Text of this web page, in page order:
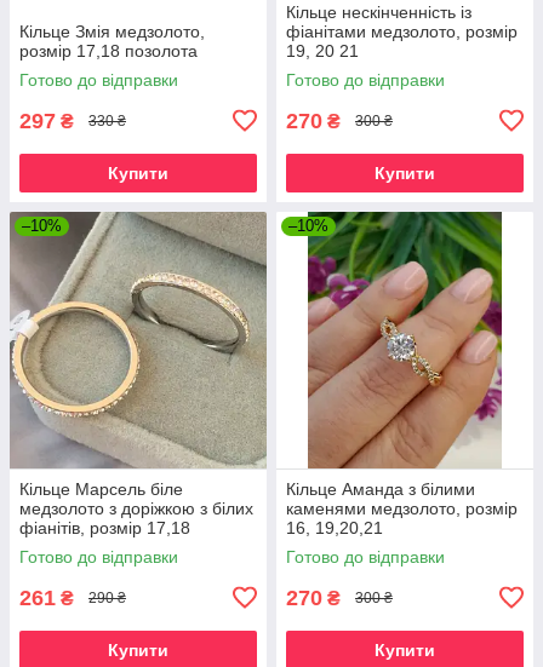
Кільце Змія медзолото,
розмір 17,18 позолота
Готово до відправки
297 ₴ 330 ₴
Купити
Кільце нескінченність із
фіанітами медзолото, розмір
19, 20 21
Готово до відправки
270 ₴ 300 ₴
Купити
–10%
Кільце Марсель біле
медзолото з доріжкою з білих
фіанітів, розмір 17,18
Готово до відправки
261 ₴ 290 ₴
Купити
–10%
Кільце Аманда з білими
каменями медзолото, розмір
16, 19,20,21
Готово до відправки
270 ₴ 300 ₴
Купити